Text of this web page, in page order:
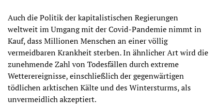
Auch die Politik der kapitalistischen Regierungen
weltweit im Umgang mit der Covid-Pandemie nimmt in
Kauf, dass Millionen Menschen an einer völlig
vermeidbaren Krankheit sterben. In ähnlicher Art wird die
zunehmende Zahl von Todesfällen durch extreme
Wetterereignisse, einschließlich der gegenwärtigen
tödlichen arktischen Kälte und des Wintersturms, als
unvermeidlich akzeptiert.